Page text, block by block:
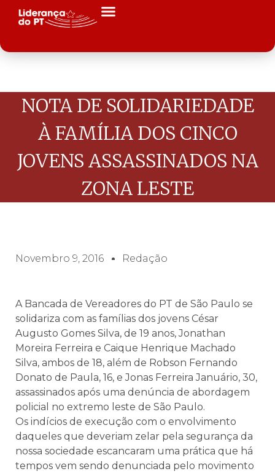
NOTA DE SOLIDARIEDADE
À FAMÍLIA DOS CINCO
JOVENS ASSASSINADOS NA
ZONA LESTE
Novembro 9, 2016 Redação
A Bancada de Vereadores do PT de São Paulo se
solidariza com as famílias dos jovens César
Augusto Gomes Silva, de 19 anos, Jonathan
Moreira Ferreira e Caique Henrique Machado
Silva, ambos de 18, além de Robson Fernando
Donato de Paula, 16, e Jonas Ferreira Januário, 30,
assassinados após uma denúncia de abordagem
policial no extremo leste de São Paulo.
Os indícios de execução com o envolvimento
daqueles que deveriam zelar pela segurança da
nossa sociedade escancaram uma prática que há
tempos vem sendo denunciada pelo movimento